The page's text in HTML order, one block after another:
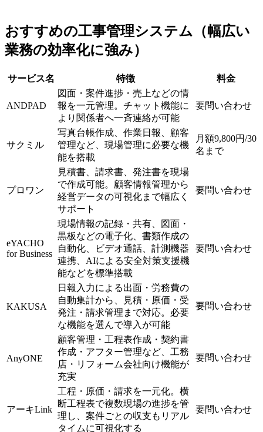
おすすめの工事管理システム（幅広い
業務の効率化に強み）
サービス名 特徴 料金
ANDPAD
図面・案件進捗・売上などの情
報を一元管理。チャット機能に
より関係者へ一斉連絡が可能
要問い合わせ
サクミル
写真台帳作成、作業日報、顧客
管理など、現場管理に必要な機
能を搭載
月額9,800円/30
名まで
プロワン
見積書、請求書、発注書を現場
で作成可能。顧客情報管理から
経営データの可視化まで幅広く
サポート
要問い合わせ
eYACHO
for Business
現場情報の記録・共有、図面・
黒板などの電子化、書類作成の
自動化、ビデオ通話、計測機器
連携、AIによる安全対策支援機
能などを標準搭載
要問い合わせ
KAKUSA
日報入力による出面・労務費の
自動集計から、見積・原価・受
発注・請求管理まで対応。必要
な機能を選んで導入が可能
要問い合わせ
AnyONE
顧客管理・工程表作成・契約書
作成・アフター管理など、工務
店・リフォーム会社向け機能が
充実
要問い合わせ
アーキLink
工程・原価・請求を一元化。横
断工程表で複数現場の進捗を管
理し、案件ごとの収支もリアル
タイムに可視化する
要問い合わせ